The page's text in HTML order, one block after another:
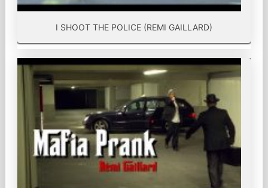
I SHOOT THE POLICE (REMI GAILLARD)